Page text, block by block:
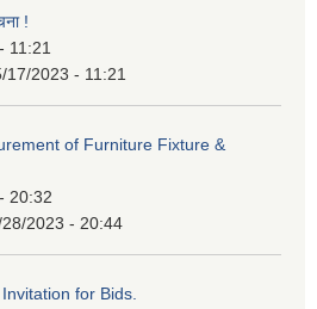
!
11:21
17/2023 - 11:21
of Furniture Fixture &
20:32
2023 - 20:44
Invitation for Bids.